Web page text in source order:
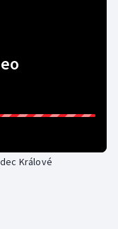
Králové